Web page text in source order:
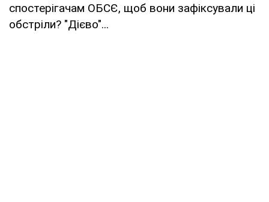
спостерігачам ОБСЄ, щоб вони зафіксували ці
обстріли? "Дієво"...